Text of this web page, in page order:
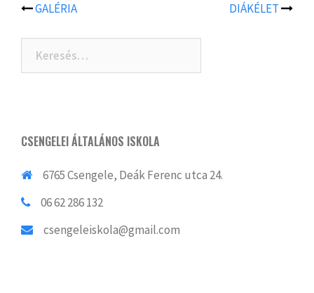
Post
navigation
GALÉRIA DIÁKÉLET
CSENGELEI ÁLTALÁNOS ISKOLA
6765 Csengele, Deák Ferenc utca 24.
06 62 286 132
csengeleiskola@gmail.com